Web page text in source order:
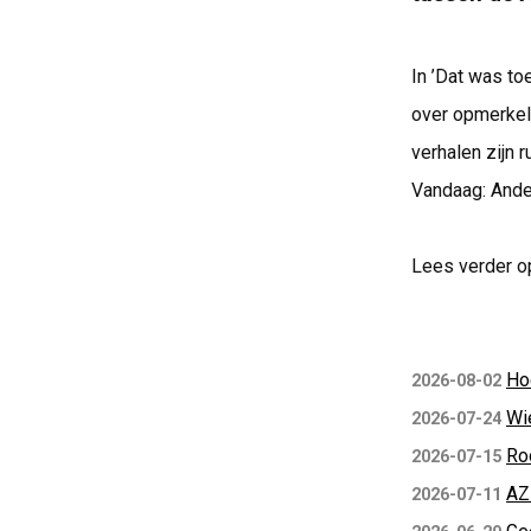
In ’Dat was
over
verhalen zijn
Vandaag:
Lees verder
2026-08-02
2026-07-24
2026-07-15
2026-07-11